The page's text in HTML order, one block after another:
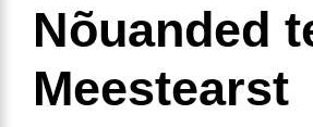
Nõuanded
Meestearst